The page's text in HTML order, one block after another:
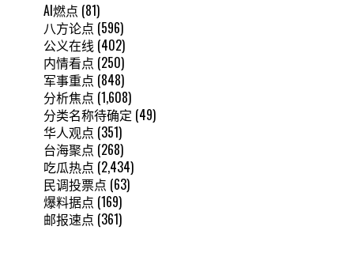
AI燃点 (81)
八方论点 (596)
公义在线 (402)
内情看点 (250)
军事重点 (848)
分析焦点 (1,608)
分类名称待确定 (49)
华人观点 (351)
台海聚点 (268)
吃瓜热点 (2,434)
民调投票点 (63)
爆料据点 (169)
邮报速点 (361)